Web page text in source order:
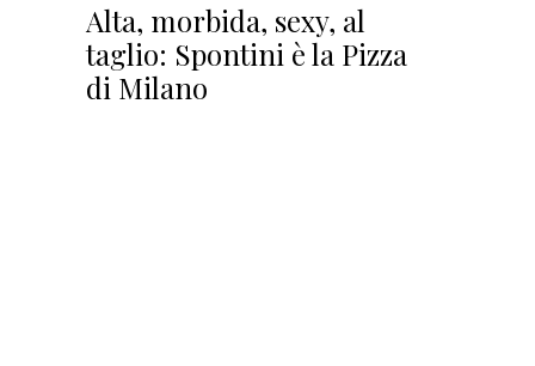
Alta, morbida, sexy, al
taglio: Spontini è la Pizza
di Milano